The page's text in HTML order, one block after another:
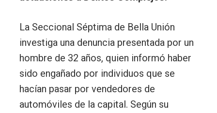
La Seccional Séptima de Bella Unión
investiga una denuncia presentada por un
hombre de 32 años, quien informó haber
sido engañado por individuos que se
hacían pasar por vendedores de
automóviles de la capital. Según su